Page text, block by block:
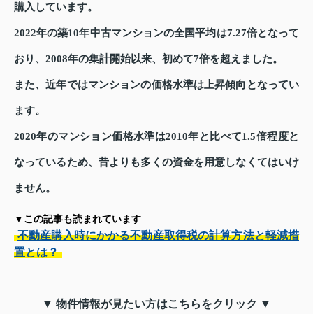
購入しています。
2022年の築10年中古マンションの全国平均は7.27倍となって
おり、2008年の集計開始以来、初めて7倍を超えました。
また、近年ではマンションの価格水準は上昇傾向となってい
ます。
2020年のマンション価格水準は2010年と比べて1.5倍程度と
なっているため、昔よりも多くの資金を用意しなくてはいけ
ません。
▼この記事も読まれています
不動産購入時にかかる不動産取得税の計算方法と軽減措
置とは？
▼ 物件情報が見たい方はこちらをクリック ▼